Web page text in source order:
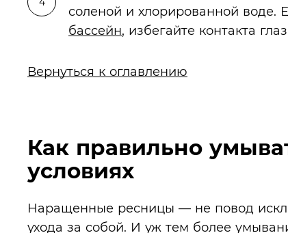
соленой и хлорированной воде.
бассейн, избегайте контакта
Вернуться к оглавлению
Как правильно
условиях
Наращенные ресницы — не повод
ухода за собой. И уж тем более